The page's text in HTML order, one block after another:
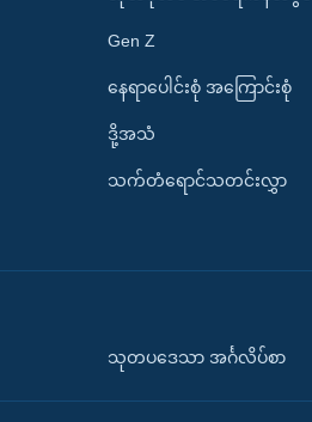
Gen Z
နေရာပေါင်းစုံ အကြောင်းစုံ
ဒို့အသံ
သက်တံရောင်သတင်းလွှာ
သုတပဒေသာ အင်္ဂလိပ်စာ